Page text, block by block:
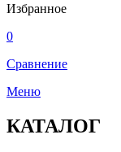
Избранное
0
Сравнение
Меню
КАТАЛОГ